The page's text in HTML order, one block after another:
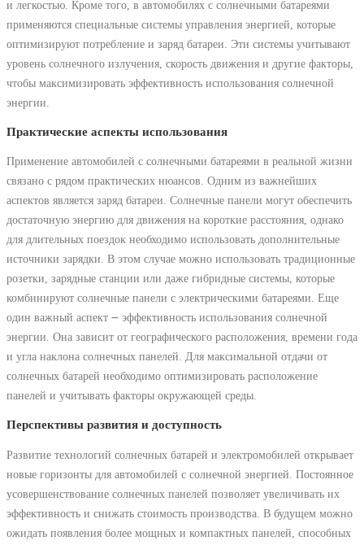
и легкостью. Кроме того, в автомобилях с солнечными батареями
применяются специальные системы управления энергией, которые
оптимизируют потребление и заряд батареи. Эти системы учитывают
уровень солнечного излучения, скорость движения и другие факторы,
чтобы максимизировать эффективность использования солнечной
энергии.
Практические аспекты использования
Применение автомобилей с солнечными батареями в реальной жизни
связано с рядом практических нюансов. Одним из важнейших
аспектов является заряд батареи. Солнечные панели могут обеспечить
достаточную энергию для движения на короткие расстояния, однако
для длительных поездок необходимо использовать дополнительные
источники зарядки. В этом случае можно использовать традиционные
розетки, зарядные станции или даже гибридные системы, которые
комбинируют солнечные панели с электрическими батареями. Еще
один важный аспект ౼ эффективность использования солнечной
энергии. Она зависит от географического расположения, времени года
и угла наклона солнечных панелей. Для максимальной отдачи от
солнечных батарей необходимо оптимизировать расположение
панелей и учитывать факторы окружающей среды.
Перспективы развития и доступность
Развитие технологий солнечных батарей и электромобилей открывает
новые горизонты для автомобилей с солнечной энергией. Постоянное
усовершенствование солнечных панелей позволяет увеличивать их
эффективность и снижать стоимость производства. В будущем можно
ожидать появления более мощных и компактных панелей, способных